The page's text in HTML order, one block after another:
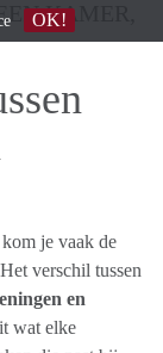
KAMER,
je vaak de
verschil tussen
en
wat elke
OK!